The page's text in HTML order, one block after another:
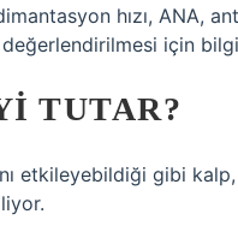
hızı, ANA,
için
TUTAR?
etkileyebildiği gibi